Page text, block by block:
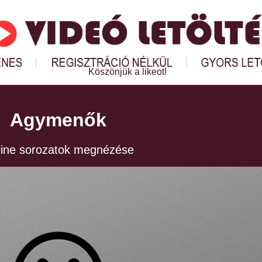
Köszönjük a likeot!
Agymenők
sorozatok megnézése